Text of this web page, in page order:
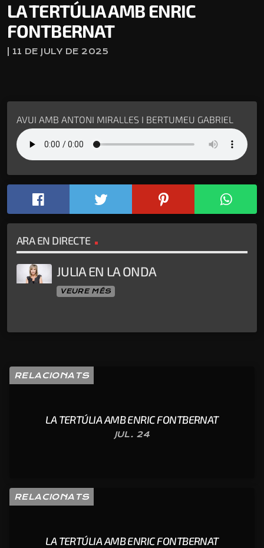
LA TERTÚLIA AMB ENRIC
FONTBERNAT
| 11 DE JULY DE 2025
AVUI AMB ANTONI MIRALLES I BERTUMEU GABRIEL
ARA EN DIRECTE
JULIA EN LA ONDA
VEURE MÉS
RELACIONATS
LA TERTÚLIA AMB ENRIC FONTBERNAT
JUL. 24
RELACIONATS
LA TERTÚLIA AMB ENRIC FONTBERNAT